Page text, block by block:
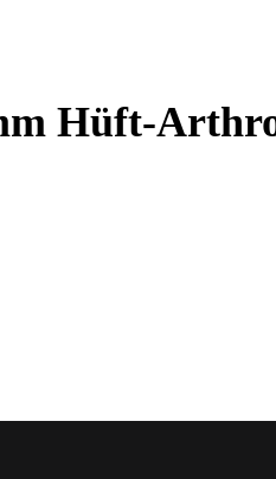
Hüft-